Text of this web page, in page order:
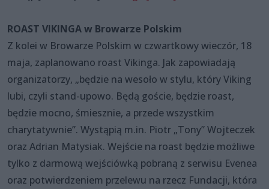
ROAST VIKINGA w Browarze Polskim
Z kolei w Browarze Polskim w czwartkowy wieczór, 18
maja, zaplanowano roast Vikinga. Jak zapowiadają
organizatorzy, „będzie na wesoło w stylu, który Viking
lubi, czyli stand-upowo. Będą goście, będzie roast,
będzie mocno, śmiesznie, a przede wszystkim
charytatywnie”. Wystąpią m.in. Piotr „Tony” Wojteczek
oraz Adrian Matysiak. Wejście na roast będzie możliwe
tylko z darmową wejściówką pobraną z serwisu Evenea
oraz potwierdzeniem przelewu na rzecz Fundacji, która